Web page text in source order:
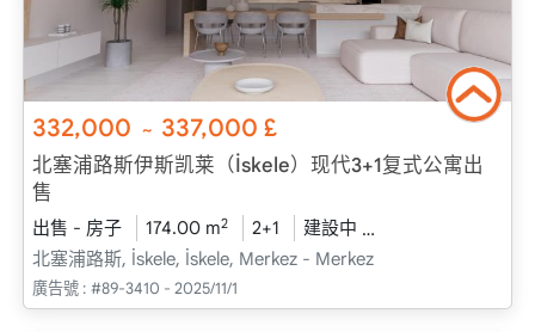
332,000 ~ 337,000 £
北塞浦路斯伊斯凯莱（İskele）现代3+1复式公寓出
售
出售 - 房子 174.00 m2 2+1 建設中
北塞浦路斯, İskele, İskele, Merkez - Merkez
廣告號 : #89-3410 - 2025/11/1